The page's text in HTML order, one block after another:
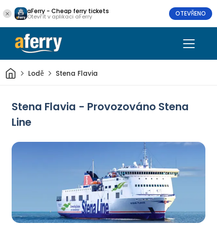
aFerry - Cheap ferry tickets
Otevřít v aplikaci aFerry OTEVŘENO
Domov
Lodě Stena Flavia
Stena Flavia - Provozováno Stena
Line